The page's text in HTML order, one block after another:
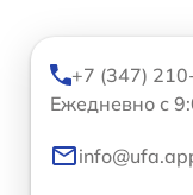
+7 (347)
Ежедневно с